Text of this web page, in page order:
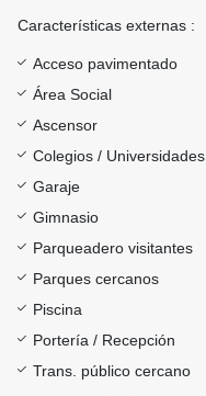
Características externas :
Acceso pavimentado
Área Social
Ascensor
Colegios / Universidades
Garaje
Gimnasio
Parqueadero visitantes
Parques cercanos
Piscina
Portería / Recepción
Trans. público cercano